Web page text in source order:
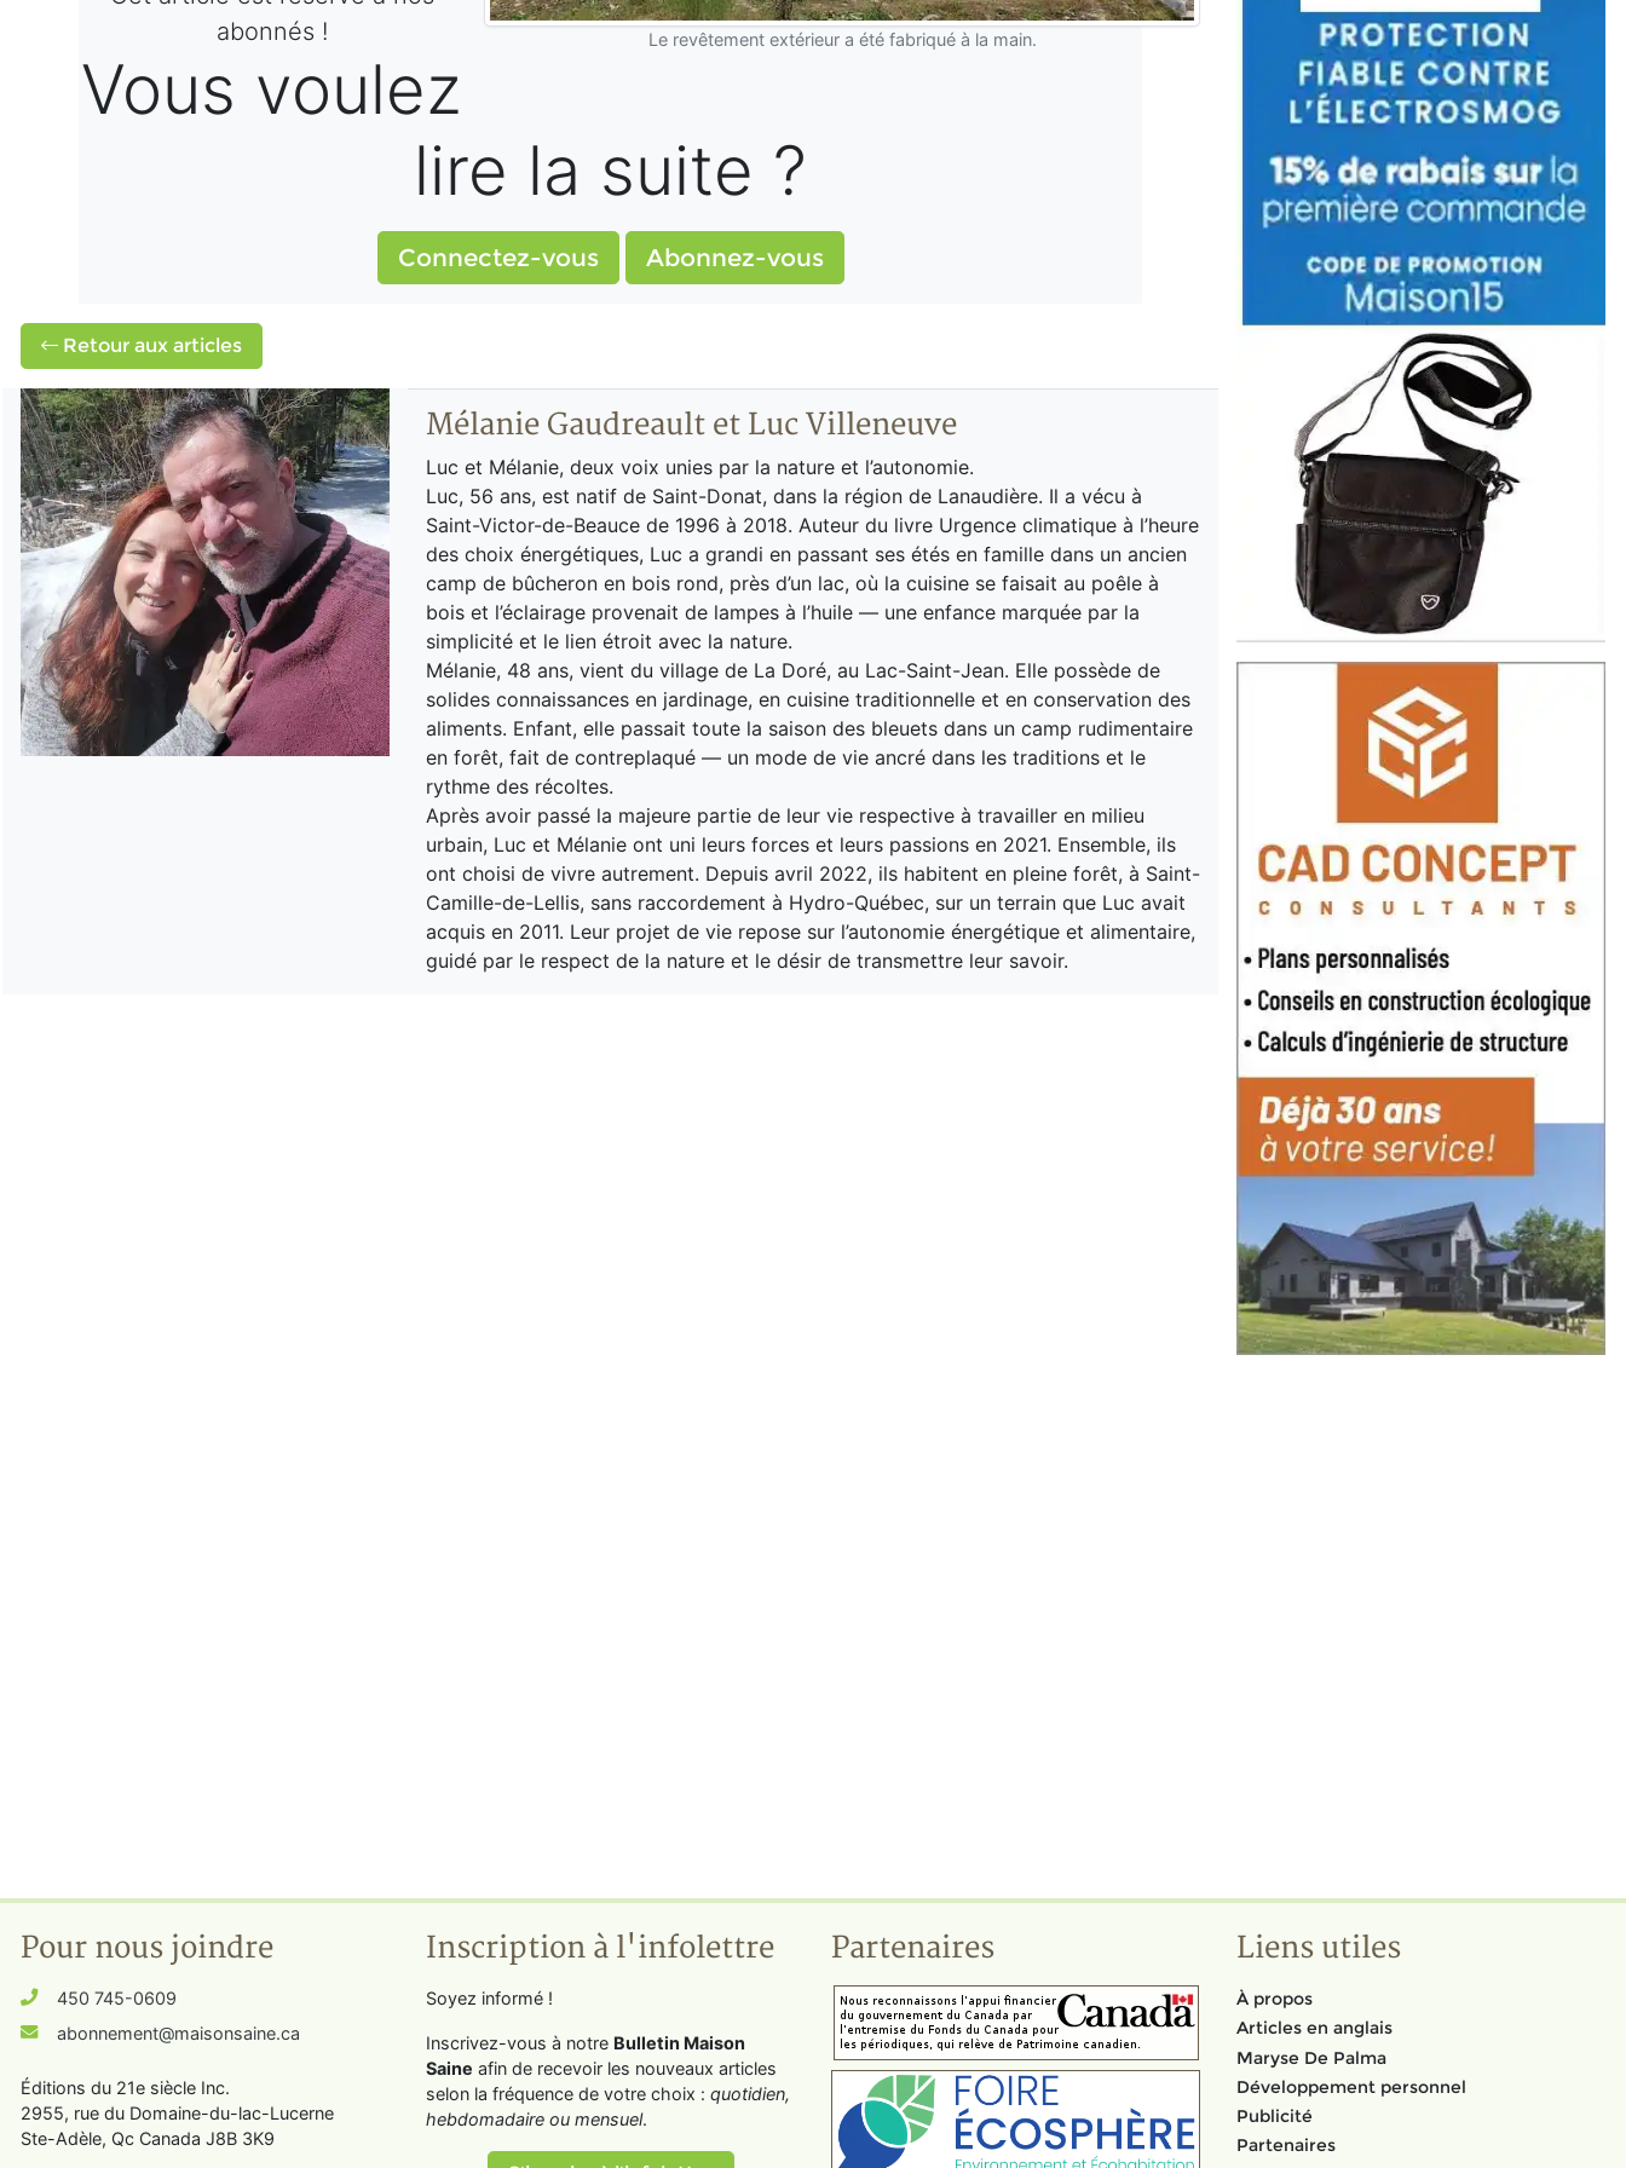
Le revêtement extérieur a été fabriqué à la main.
abonnés !
Vous voulez
lire la suite ?
Connectez-vous Abonnez-vous
Retour aux articles
Mélanie Gaudreault et Luc Villeneuve
Luc et Mélanie, deux voix unies par la nature et l’autonomie.
Luc, 56 ans, est natif de Saint-Donat, dans la région de Lanaudière. Il a vécu à
Saint-Victor-de-Beauce de 1996 à 2018. Auteur du livre Urgence climatique à l’heure
des choix énergétiques, Luc a grandi en passant ses étés en famille dans un ancien
camp de bûcheron en bois rond, près d’un lac, où la cuisine se faisait au poêle à
bois et l’éclairage provenait de lampes à l’huile — une enfance marquée par la
simplicité et le lien étroit avec la nature.
Mélanie, 48 ans, vient du village de La Doré, au Lac-Saint-Jean. Elle possède de
solides connaissances en jardinage, en cuisine traditionnelle et en conservation des
aliments. Enfant, elle passait toute la saison des bleuets dans un camp rudimentaire
en forêt, fait de contreplaqué — un mode de vie ancré dans les traditions et le
rythme des récoltes.
Après avoir passé la majeure partie de leur vie respective à travailler en milieu
urbain, Luc et Mélanie ont uni leurs forces et leurs passions en 2021. Ensemble, ils
ont choisi de vivre autrement. Depuis avril 2022, ils habitent en pleine forêt, à Saint-
Camille-de-Lellis, sans raccordement à Hydro-Québec, sur un terrain que Luc avait
acquis en 2011. Leur projet de vie repose sur l’autonomie énergétique et alimentaire,
guidé par le respect de la nature et le désir de transmettre leur savoir.
Pour nous joindre
450 745-0609
abonnement@maisonsaine.ca
Éditions du 21e siècle Inc.
2955, rue du Domaine-du-lac-Lucerne
Ste-Adèle, Qc Canada J8B 3K9
Inscription à l'infolettre
Soyez informé !
Inscrivez-vous à notre Bulletin Maison
Saine afin de recevoir les nouveaux articles
selon la fréquence de votre choix : quotidien,
hebdomadaire ou mensuel.
Partenaires Liens utiles
À propos
Articles en anglais
Maryse De Palma
Développement personnel
Publicité
Partenaires